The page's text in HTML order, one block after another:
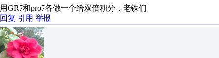
用GR7和pro7各做一个给双倍积分，老铁们
回复 引用 举报